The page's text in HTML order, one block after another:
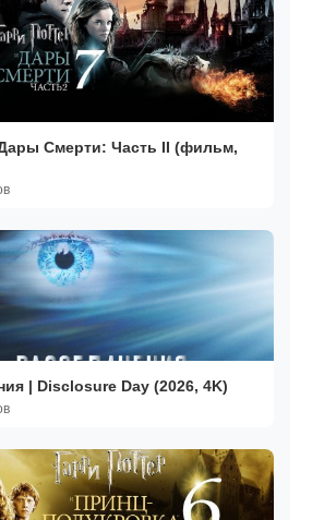
Смерти: Часть II (фильм,
| Disclosure Day (2026, 4K)